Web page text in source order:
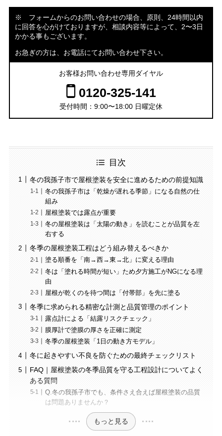
※ フォームからのお問い合わせの場合、原則、24時間以内
に回答を心がけておりますが、相談内容等によって、2〜3日
かかる事もございます。
お急ぎの方は、お電話にてお問い合わせ下さい。
お客様お問い合わせ専用ダイヤル
0120-325-141
受付時間：9:00〜18:00 日曜定休
目次
冬の我孫子市で屋根塗装を安全に進めるための前提知識
冬の我孫子市は「乾燥が遅れる季節」になる自然の仕
組み
屋根塗装では露点が重要
冬の屋根塗装は「太陽の動き」を読むことが品質を左
右する
冬季の屋根塗装工程はどう組み替えるべきか
塗る順番を「南→西→東→北」に変える理由
冬は「塗れる時間が短い」ため夕方施工がNGになる理
由
屋根が乾くのを待つ間は「付帯部」を先に塗る
冬季に求められる精密な計測と品質管理のポイント
露点計による「結露リスクチェック」
膜厚計で塗膜の厚さを正確に測定
冬季の屋根塗装「1日の動き方モデル」
冬に起きやすい不良を防ぐための最終チェックリスト
FAQ｜屋根塗装の冬季品質を守る工程設計についてよく
ある質問
Q.冬の我孫子市でも、条件さえ合えば屋根塗装の品質
は問題ありませんか？
もっと見る